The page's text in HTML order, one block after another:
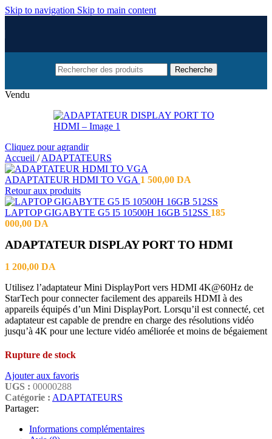
Skip to navigation Skip to main content
Recherche
Vendu
Cliquez pour agrandir
Accueil / ADAPTATEURS
ADAPTATEUR HDMI TO VGA 1 500,00 DA
Retour aux produits
LAPTOP GIGABYTE G5 I5 10500H 16GB 512SS 185
000,00 DA
ADAPTATEUR DISPLAY PORT TO HDMI
1 200,00 DA
Utilisez l’adaptateur Mini DisplayPort vers HDMI 4K@60Hz de
StarTech pour connecter facilement des appareils HDMI à des
appareils équipés d’un Mini DisplayPort. Lorsqu’il est connecté, cet
adaptateur est capable de prendre en charge des résolutions vidéo
jusqu’à 4K pour une lecture vidéo améliorée et moins de bégaiement
Rupture de stock
Ajouter aux favoris
UGS : 00000288
Catégorie : ADAPTATEURS
Partager:
Informations complémentaires